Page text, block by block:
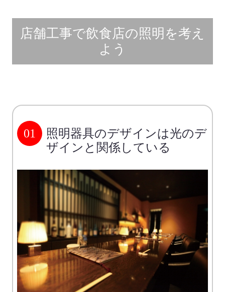
店舗工事で飲食店の照明を考え
よう
01 照明器具のデザインは光のデ
ザインと関係している